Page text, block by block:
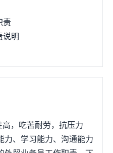
责
说明
，吃苦耐劳，抗压力
力、学习能力、沟通能力